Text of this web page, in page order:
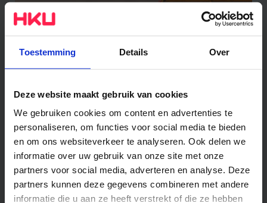
Toestemming Details Over
Deze website maakt gebruik van cookies
We gebruiken cookies om content en advertenties te
personaliseren, om functies voor social media te bieden
en om ons websiteverkeer te analyseren. Ook delen we
informatie over uw gebruik van onze site met onze
partners voor social media, adverteren en analyse. Deze
partners kunnen deze gegevens combineren met andere
informatie die u aan ze heeft verstrekt of die ze hebben
Work & Travel